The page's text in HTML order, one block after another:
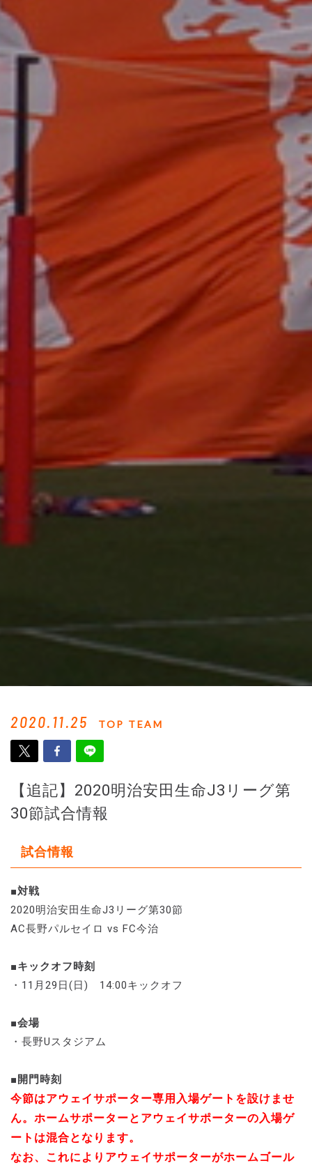
2020.11.25 TOP TEAM
【追記】2020明治安田生命J3リーグ第
30節試合情報
試合情報
■対戦
2020明治安田生命J3リーグ第30節
AC長野パルセイロ vs FC今治
■キックオフ時刻
・11月29日(日) 14:00キックオフ
■会場
・長野Uスタジアム
■開門時刻
今節はアウェイサポーター専用入場ゲートを設けませ
ん。ホームサポーターとアウェイサポーターの入場ゲ
ートは混合となります。
なお、これによりアウェイサポーターがホームゴール